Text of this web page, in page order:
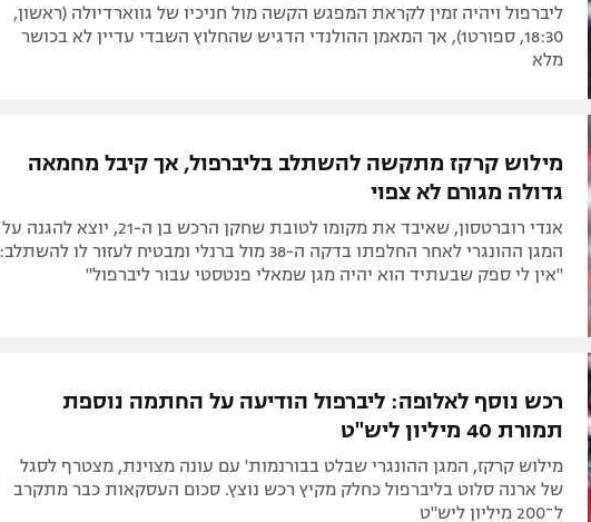
ליברפול ויהיה זמין לקראת המפגש הקשה מול חניכיו של גווארדיולה (ראשון,
18:30, ספורט1), אך המאמן ההולנדי הדגיש שהחלוץ השבדי עדיין לא בכושר
מלא
מילוש קרקז מתקשה להשתלב בליברפול, אך קיבל מחמאה
גדולה מגורם לא צפוי
אנדי רוברטסון, שאיבד את מקומו לטובת שחקן הרכש בן ה-21, יוצא להגנה על
המגן ההונגרי לאחר החלפתו בדקה ה-38 מול ברנלי ומבטיח לעזור לו להשתלב:
"אין לי ספק שבעתיד הוא יהיה מגן שמאלי פנטסטי עבור ליברפול"
רכש נוסף לאלופה: ליברפול הודיעה על החתמה נוספת
תמורת 40 מיליון ליש"ט
מילוש קרקז, המגן ההונגרי שבלט בבורנמות' עם עונה מצוינת, מצטרף לסגל
של ארנה סלוט בליברפול כחלק מקיץ רכש נוצץ. סכום העסקאות כבר מתקרב
ל־200 מיליון ליש"ט